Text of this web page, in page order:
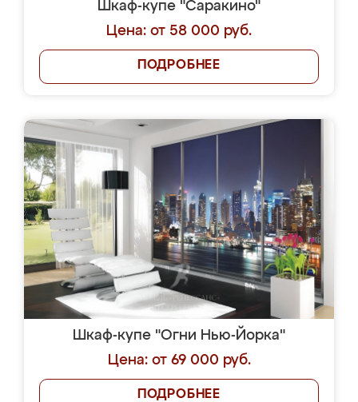
Шкаф-купе "Саракино"
Цена: от 58 000 руб.
ПОДРОБНЕЕ
Шкаф-купе "Огни Нью-Йорка"
Цена: от 69 000 руб.
ПОДРОБНЕЕ